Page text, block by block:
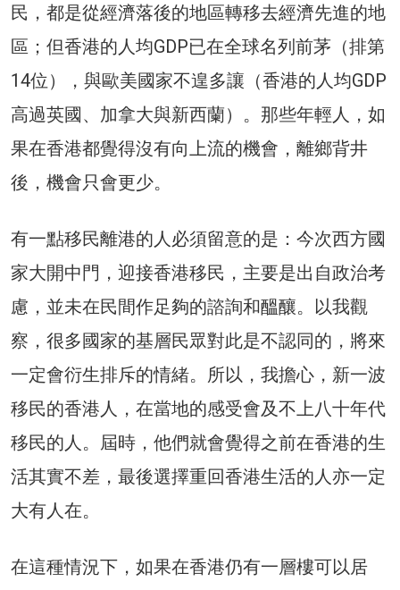
民，都是從經濟落後的地區轉移去經濟先進的地
區；但香港的人均GDP已在全球名列前茅（排第
14位），與歐美國家不遑多讓（香港的人均GDP
高過英國、加拿大與新西蘭）。那些年輕人，如
果在香港都覺得沒有向上流的機會，離鄉背井
後，機會只會更少。
有一點移民離港的人必須留意的是：今次西方國
家大開中門，迎接香港移民，主要是出自政治考
慮，並未在民間作足夠的諮詢和醞釀。以我觀
察，很多國家的基層民眾對此是不認同的，將來
一定會衍生排斥的情緒。所以，我擔心，新一波
移民的香港人，在當地的感受會及不上八十年代
移民的人。屆時，他們就會覺得之前在香港的生
活其實不差，最後選擇重回香港生活的人亦一定
大有人在。
在這種情況下，如果在香港仍有一層樓可以居